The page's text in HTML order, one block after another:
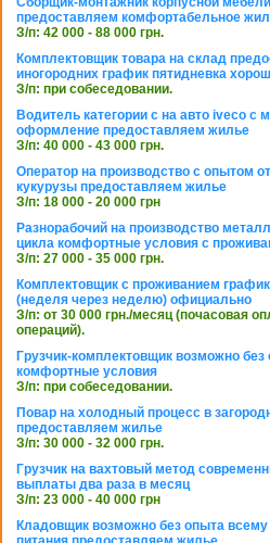
предоставляем комфортабельное
З/п: 42 000 - 88 000 грн.
Комплектовщик товара на склад
иногородних график пятидневка
З/п: при собеседовании.
Водитель категории с на авто iveco
оформление предоставляем жилье
З/п: 40 000 - 43 000 грн.
Оператор на производство с опытом
кукурузы предоставляем жилье
З/п: 18 000 - 20 000 грн
Разнорабочий на производство
цикла комфортные условия с
З/п: 27 000 - 35 000 грн.
Комплектовщик с проживанием
(неделя через неделю) официально
З/п: от 30 000 грн./месяц (почасовая
операций).
Грузчик-комплектовщик возможно
комфортные условия
З/п: при собеседовании.
Повар на холодный процесс в
предоставляем жилье
З/п: 30 000 - 32 000 грн.
Грузчик на вахтовый метод
выплаты два раза в месяц
З/п: 23 000 - 40 000 грн
Кладовщик возможно без опыта